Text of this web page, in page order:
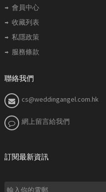
會員中心
收藏列表
私隱政策
服務條款
聯絡我們
cs@weddingangel.com.hk
網上留言給我們
訂閱最新資訊